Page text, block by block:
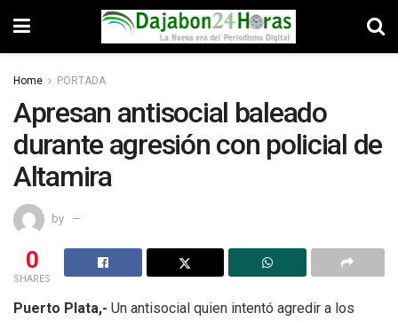
Home PORTADA
Apresan antisocial baleado
durante agresión con policial de
Altamira
by
0
SHARES
Puerto Plata,- Un antisocial quien intentó agredir a los